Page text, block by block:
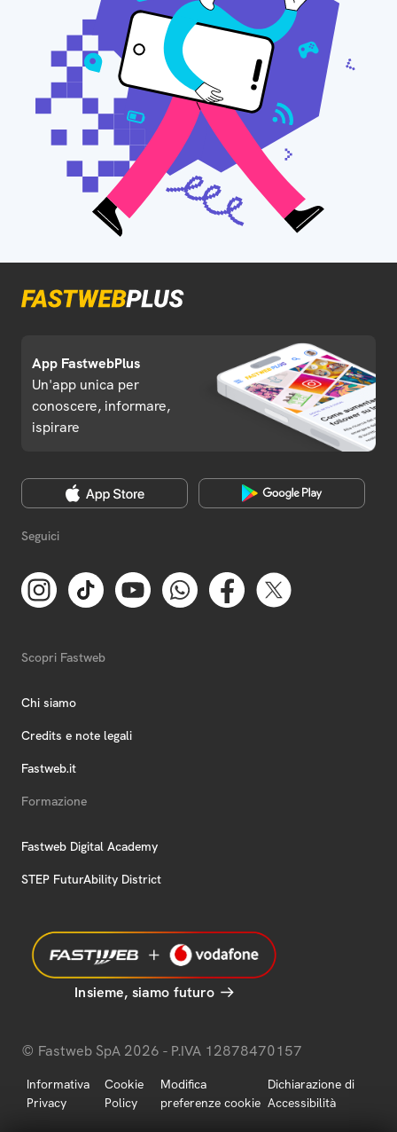
App FastwebPlus
Un'app unica per
conoscere, informare,
ispirare
Seguici
Scopri Fastweb
Chi siamo
Credits e note legali
Fastweb.it
Formazione
Fastweb Digital Academy
STEP FuturAbility District
Insieme, siamo futuro
© Fastweb SpA 2026 - P.IVA 12878470157
Informativa
Privacy
Cookie
Policy
Modifica
preferenze cookie
Dichiarazione di
Accessibilità